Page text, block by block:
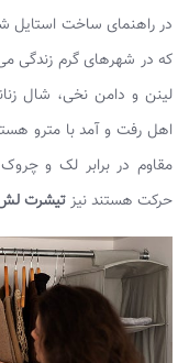
در راهنمای ساخت استایل
که در شهرهای گرم زندگی
لینن و دامن نخی، شال
اهل رفت و آمد با مترو
مقاوم در برابر لک و چروک
حرکت هستند نیزتیشرت لش